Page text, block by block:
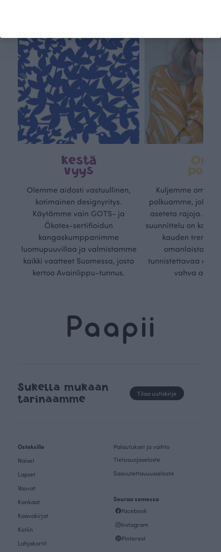
Kestä
vyys
Olemme aidosti vastuullinen,
kotimainen designyritys.
Käytämme vain GOTS- ja
Ökotex-sertifioidun
kangaskumppanimme
luomupuuvillaa ja valmistamme
kaikki vaatteet Suomessa, josta
kertoo Avainlippu-tunnus.
Oma
Kuljemme omaa,
polkuamme, jolla
aseteta rajoja.
suunnittelu on
kauden
omanlaista,
tunnistettavaa
vahva
Sukella mukaan
tarinaamme
Tilaa uutiskirje
Ostoksille
Naiset
Lapset
Vauvat
Kankaat
Kaavakirjat
Kotiin
Lahjakortit
Palautukset ja vaihto
Tietosuojaseloste
Saavutettavuusseloste
Seuraa somessa
Facebook
Instagram
Pinterest